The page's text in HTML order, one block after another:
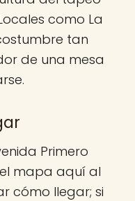
como La
tan
de una mesa
Primero
el mapa aquí al
cómo llegar; si